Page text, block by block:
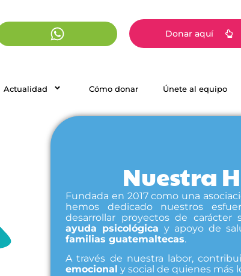
Donar aquí
Actualidad Cómo donar Únete al equipo
Nuestra
Fundada en 2017 como una
hemos dedicado nuestros
desarrollar proyectos de carácter
ayuda psicológicay apoyo de
familias guatemaltecas.
A través de nuestra labor,
emocional y social de quienes más